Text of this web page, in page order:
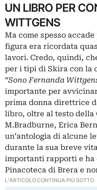
UN LIBRO PER
WITTGENS
Ma come spesso
figura era ricordata
lavori. Credo, quindi,
per i tipi di Skira con la
“Sono Fernanda
importante per
prima donna direttrice
libro, oltre al testo della
M.Bradburne, Erica
un’antologia di alcune
durante la sua breve
importanti rapporti e
Pinacoteca di Brera e
L'ARTICOLO CONTINUA PIÙ SOTTO